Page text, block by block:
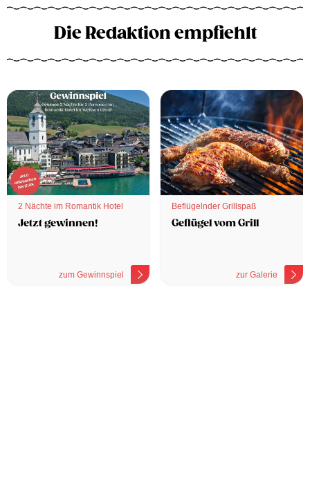
Die Redaktion empfiehlt
2 Nächte im Romantik Hotel
Jetzt gewinnen!
zum Gewinnspiel
Beflügelnder Grillspaß
Geflügel vom Grill
zur Galerie